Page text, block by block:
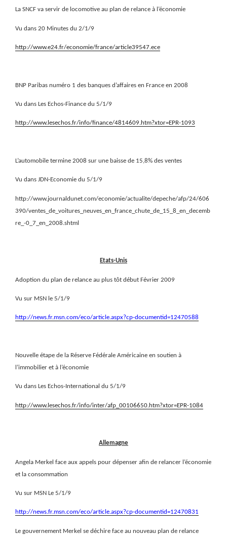
La SNCF va servir de locomotive au plan de relance à l’économie
Vu dans 20 Minutes du 2/1/9
http://www.e24.fr/economie/france/article39547.ece
BNP Paribas numéro 1 des banques d’affaires en France en 2008
Vu dans Les Echos-Finance du 5/1/9
http://www.lesechos.fr/info/finance/4814609.htm?xtor=EPR-1093
L’automobile termine 2008 sur une baisse de 15,8% des ventes
Vu dans JDN-Economie du 5/1/9
http://www.journaldunet.com/economie/actualite/depeche/afp/24/606
390/ventes_de_voitures_neuves_en_france_chute_de_15_8_en_decemb
re_-0_7_en_2008.shtml
Etats-Unis
Adoption du plan de relance au plus tôt début Février 2009
Vu sur MSN le 5/1/9
http://news.fr.msn.com/eco/article.aspx?cp-documentid=12470588
Nouvelle étape de la Réserve Fédérale Américaine en soutien à
l’immobilier et à l’économie
Vu dans Les Echos-International du 5/1/9
http://www.lesechos.fr/info/inter/afp_00106650.htm?xtor=EPR-1084
Allemagne
Angela Merkel face aux appels pour dépenser afin de relancer l’économie
et la consommation
Vu sur MSN Le 5/1/9
http://news.fr.msn.com/eco/article.aspx?cp-documentid=12470831
Le gouvernement Merkel se déchire face au nouveau plan de relance